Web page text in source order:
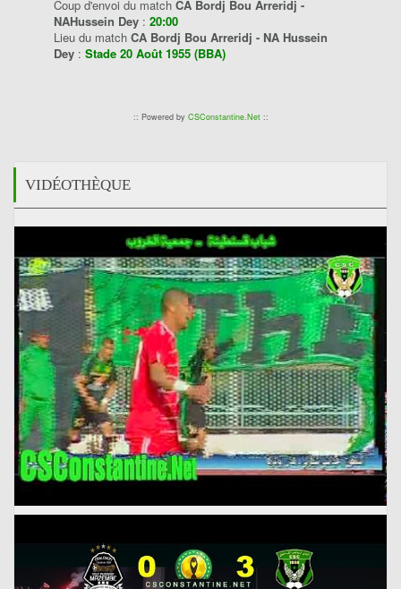
Coup d'envoi du match CA Bordj Bou Arreridj -
NAHussein Dey : 20:00
Lieu du match CA Bordj Bou Arreridj - NA Hussein
Dey : Stade 20 Août 1955 (BBA)
:: Powered by CSConstantine.Net::
VIDÉOTHÈQUE